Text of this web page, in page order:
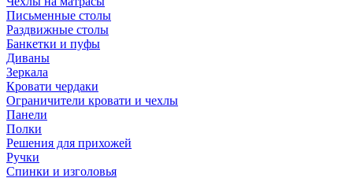
Письменные столы
Раздвижные столы
Банкетки и пуфы
Диваны
Зеркала
Кровати чердаки
Ограничители кровати и чехлы
Панели
Полки
Решения для прихожей
Ручки
Спинки и изголовья